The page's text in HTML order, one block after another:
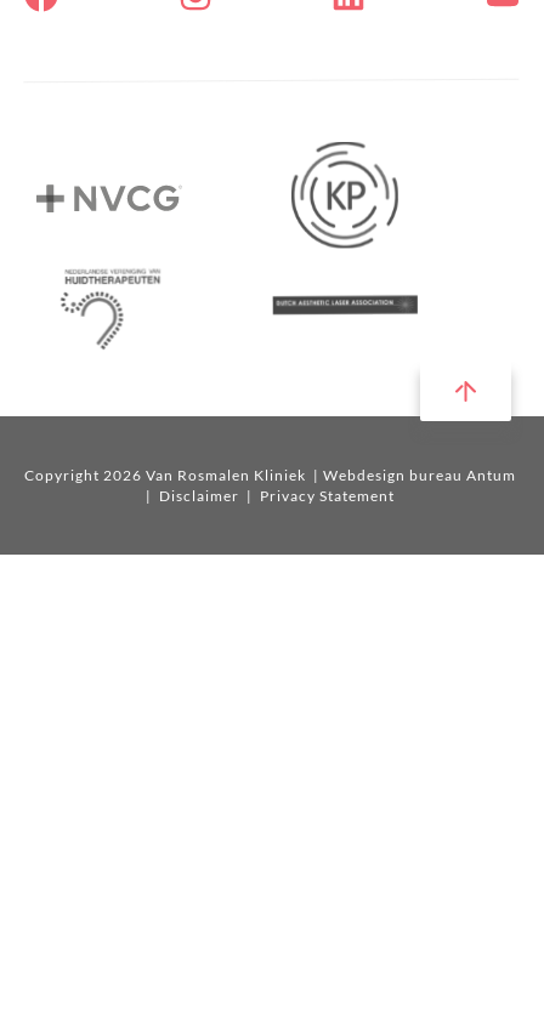
Copyright 2026 Van Rosmalen Kliniek | Webdesign bureau Antum
| Disclaimer | Privacy Statement